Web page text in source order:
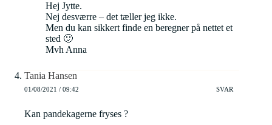
Hej Jytte.
Nej desværre – det tæller jeg ikke.
Men du kan sikkert finde en beregner på nettet et
sted 🙂
Mvh Anna
Tania Hansen
01/08/2021 / 09:42 SVAR
Kan pandekagerne fryses ?